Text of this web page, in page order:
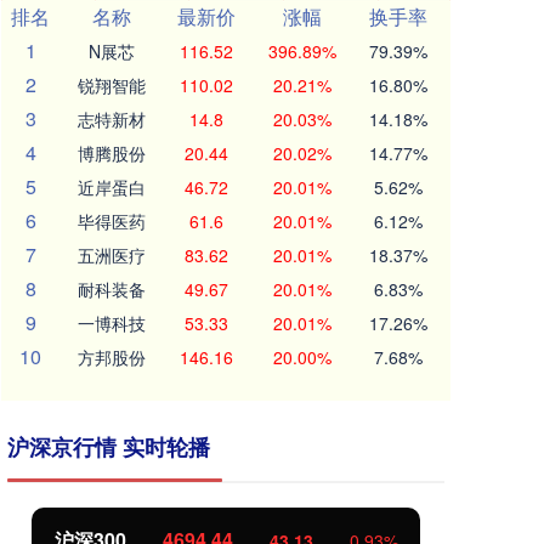
排名
名称 最新价 涨幅
换手率
1
N展芯 116.52 396.89% 79.39%
2 锐翔智能 110.02 20.21% 16.80%
3 志特新材 14.8 20.03% 14.18%
4 博腾股份 20.44 20.02% 14.77%
5 近岸蛋白 46.72 20.01% 5.62%
6 毕得医药 61.6 20.01% 6.12%
7 五洲医疗 83.62 20.01% 18.37%
8 耐科装备 49.67 20.01% 6.83%
9 一博科技 53.33 20.01% 17.26%
10 方邦股份 146.16 20.00% 7.68%
沪深京行情 实时轮播